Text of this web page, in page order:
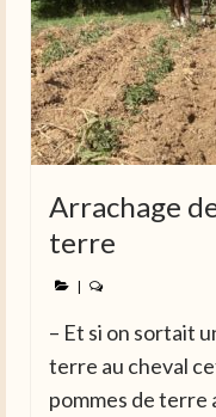
Arrachage
terre
|
– Et si on sortait
terre au cheval
pommes de terre